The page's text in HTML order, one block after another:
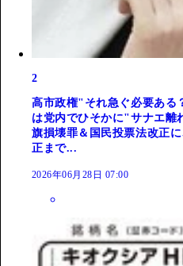
2
高市政権"それ急ぐ必要ある
は党内でひそかに"サナエ離
旗損壊罪＆国民投票法改正
正まで...
2026年06月28日 07:00